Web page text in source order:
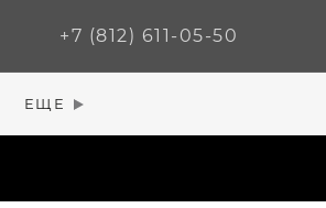
+7 (812) 611-05-50
ЕЩЕ